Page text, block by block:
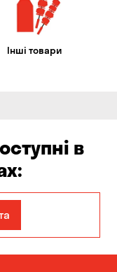
Інші товари
в
Бабурка